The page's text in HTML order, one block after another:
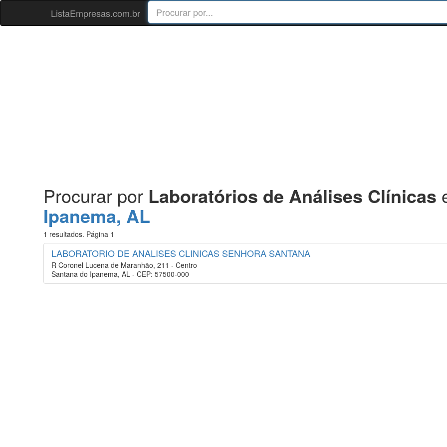
ListaEmpresas.com.br
Procurar por Laboratórios de Análises Clínicas
Ipanema, AL
1 resultados. Página 1
LABORATORIO DE ANALISES CLINICAS SENHORA SANTANA
R Coronel Lucena de Maranhão, 211 - Centro
Santana do Ipanema, AL - CEP: 57500-000